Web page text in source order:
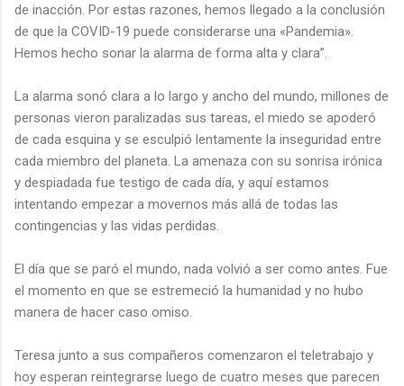
de inacción. Por estas razones, hemos llegado a la conclusión
de que la COVID-19 puede considerarse una «Pandemia».
Hemos hecho sonar la alarma de forma alta y clara”.
La alarma sonó clara a lo largo y ancho del mundo, millones de
personas vieron paralizadas sus tareas, el miedo se apoderó
de cada esquina y se esculpió lentamente la inseguridad entre
cada miembro del planeta. La amenaza con su sonrisa irónica
y despiadada fue testigo de cada día, y aquí estamos
intentando empezar a movernos más allá de todas las
contingencias y las vidas perdidas.
El día que se paró el mundo, nada volvió a ser como antes. Fue
el momento en que se estremeció la humanidad y no hubo
manera de hacer caso omiso.
Teresa junto a sus compañeros comenzaron el teletrabajo y
hoy esperan reintegrarse luego de cuatro meses que parecen